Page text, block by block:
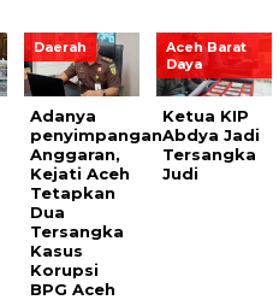
Daerah
Adanya
penyimpangan
Anggaran,
Kejati Aceh
Tetapkan
Dua
Tersangka
Kasus
Korupsi
BPG Aceh
Aceh Barat
Daya
Ketua KIP
Abdya Jadi
Tersangka
Judi